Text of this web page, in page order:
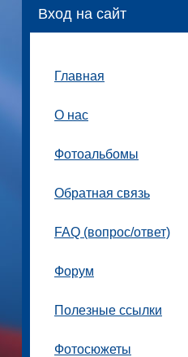
Вход на сайт
Главная
О нас
Фотоальбомы
Обратная связь
FAQ (вопрос/ответ)
Форум
Полезные ссылки
Фотосюжеты